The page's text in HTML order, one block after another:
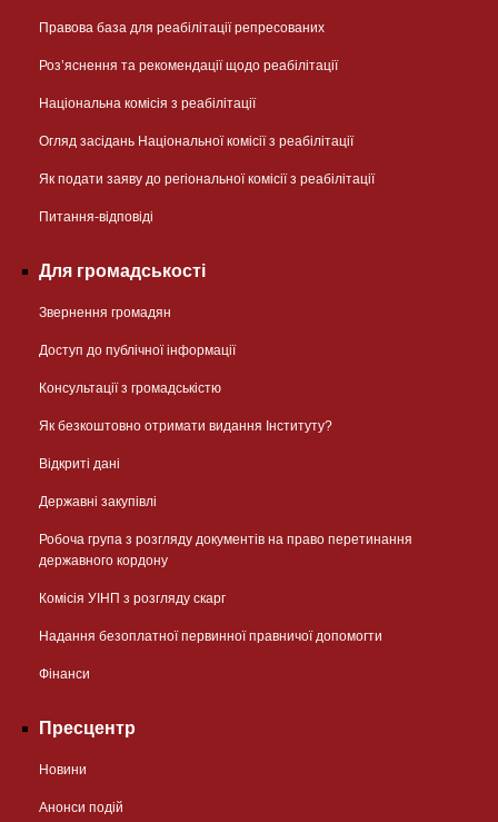
Правова база для реабілітації репресованих
Розʼяснення та рекомендації щодо реабілітації
Національна комісія з реабілітації
Огляд засідань Національної комісії з реабілітації
Як подати заяву до регіональної комісії з реабілітації
Питання-відповіді
Для громадськості
Звернення громадян
Доступ до публічної інформації
Консультації з громадськістю
Як безкоштовно отримати видання Інституту?
Відкриті дані
Державні закупівлі
Робоча група з розгляду документів на право перетинання
державного кордону
Комісія УІНП з розгляду скарг
Надання безоплатної первинної правничої допомогти
Фінанси
Пресцентр
Новини
Анонси подій